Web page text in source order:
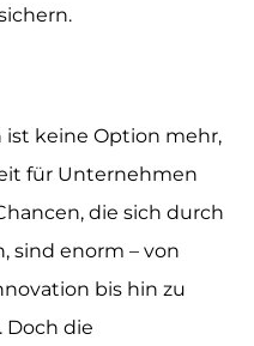
ist keine Option mehr,
für Unternehmen
die sich durch
sind enorm – von
bis hin zu
Doch die